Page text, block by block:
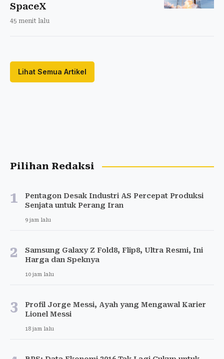
SpaceX
45 menit lalu
Lihat Semua Artikel
Pilihan Redaksi
1
Pentagon Desak Industri AS Percepat Produksi
Senjata untuk Perang Iran
9 jam lalu
2
Samsung Galaxy Z Fold8, Flip8, Ultra Resmi, Ini
Harga dan Speknya
10 jam lalu
3
Profil Jorge Messi, Ayah yang Mengawal Karier
Lionel Messi
18 jam lalu